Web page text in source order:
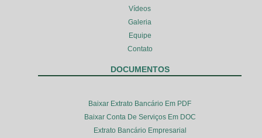
Vídeos
Galeria
Equipe
Contato
DOCUMENTOS
Baixar Extrato Bancário Em PDF
Baixar Conta De Serviços Em DOC
Extrato Bancário Empresarial